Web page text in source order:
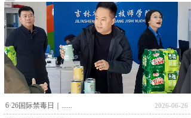
6·26国际禁毒日｜...... 2026-06-26